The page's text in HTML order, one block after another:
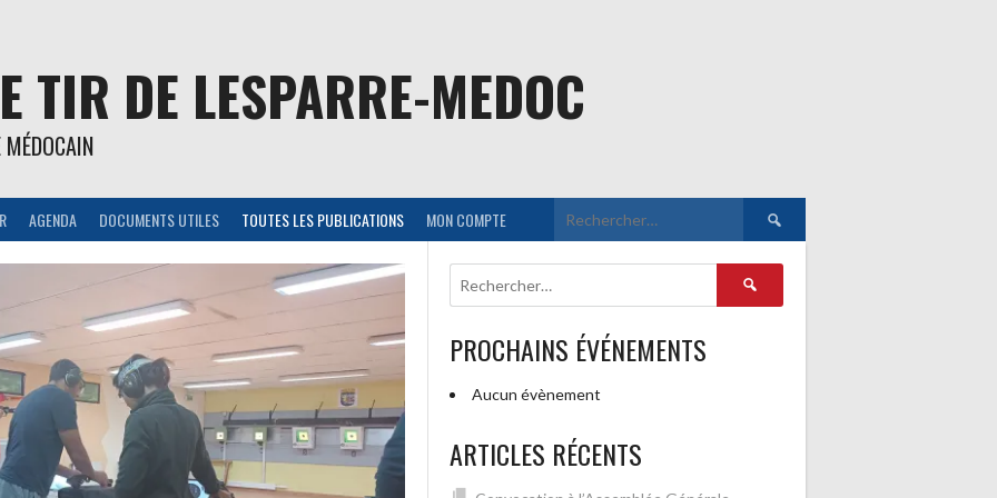
TIR DE LESPARRE-MEDOC
AGENDA DOCUMENTS UTILES TOUTES LES PUBLICATIONS MON COMPTE Rechercher :
Rechercher :
PROCHAINS ÉVÉNEMENTS
Aucun évènement
ARTICLES RÉCENTS